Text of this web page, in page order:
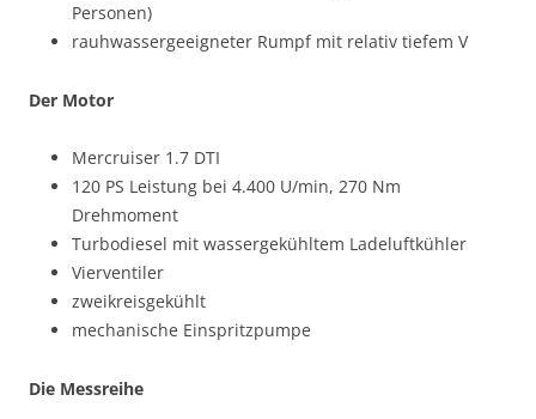
Personen)
rauhwassergeeigneter Rumpf mit relativ tiefem V
Der Motor
Mercruiser 1.7 DTI
120 PS Leistung bei 4.400 U/min, 270 Nm
Drehmoment
Turbodiesel mit wassergekühltem Ladeluftkühler
Vierventiler
zweikreisgekühlt
mechanische Einspritzpumpe
Die Messreihe